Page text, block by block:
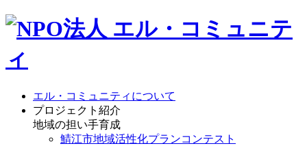
エル・コミュニティについて
プロジェクト紹介
地域の担い手育成
鯖江市地域活性化プランコンテスト